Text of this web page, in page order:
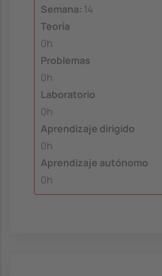
Semana: 14
Teoría
0h
Problemas
0h
Laboratorio
0h
Aprendizaje dirigido
0h
Aprendizaje autónomo
0h